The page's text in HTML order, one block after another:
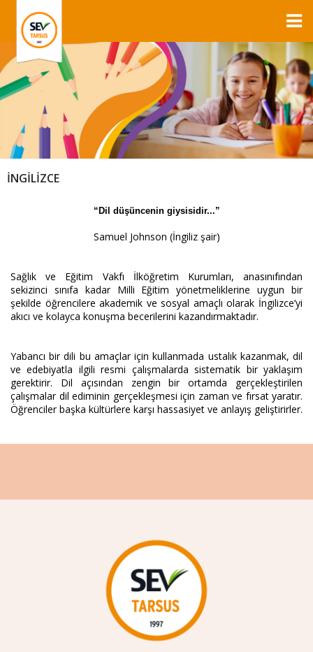
İNGİLİZCE
“Dil düşüncenin giysisidir...”
Samuel Johnson (İngiliz şair)
Sağlık ve Eğitim Vakfı İlköğretim Kurumları, anasınıfından
sekizinci sınıfa kadar Milli Eğitim yönetmeliklerine uygun bir
şekilde öğrencilere akademik ve sosyal amaçlı olarak İngilizce’yi
akıcı ve kolayca konuşma becerilerini kazandırmaktadır.
Yabancı bir dili bu amaçlar için kullanmada ustalık kazanmak, dil
ve edebiyatla ilgili resmi çalışmalarda sistematik bir yaklaşım
gerektirir. Dil açısından zengin bir ortamda gerçekleştirilen
çalışmalar dil ediminin gerçekleşmesi için zaman ve fırsat yaratır.
Öğrenciler başka kültürlere karşı hassasiyet ve anlayış geliştirirler.